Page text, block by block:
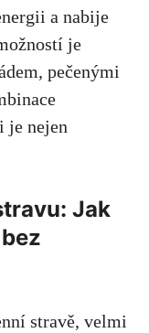
a nabije
je
pečenými
je nejen
Jak
stravě, velmi